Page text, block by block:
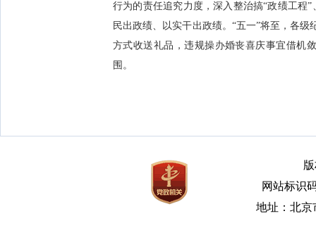
行为的责任追究力度，深入整治搞“政绩工程
民出政绩、以实干出政绩。“五一”将至，各
方式收送礼品，违规操办婚丧喜庆事宜借机
围。
网站标识
地址：北